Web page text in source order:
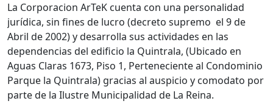
La Corporacion ArTeK cuenta con una personalidad
jurídica, sin fines de lucro (decreto supremo el 9 de
Abril de 2002) y desarrolla sus actividades en las
dependencias del edificio la Quintrala, (Ubicado en
Aguas Claras 1673, Piso 1, Perteneciente al Condominio
Parque la Quintrala) gracias al auspicio y comodato por
parte de la Ilustre Municipalidad de La Reina.